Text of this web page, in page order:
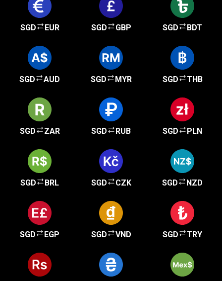
SGD EUR SGD GBP SGD BDT
SGD AUD SGD MYR SGD THB
SGD ZAR SGD RUB SGD PLN
SGD BRL SGD CZK SGD NZD
SGD EGP SGD VND SGD TRY